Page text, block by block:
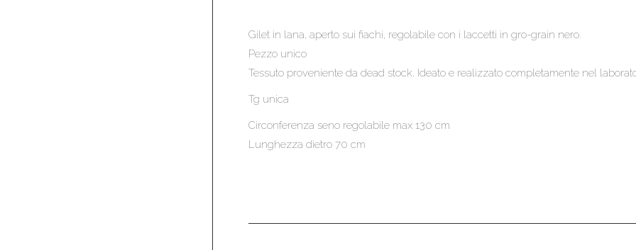
Gilet in lana, aperto sui fiachi, regolabile con i laccetti in gro-grain nero.
Pezzo unico
Tessuto proveniente da dead stock. Ideato e realizzato completamente nel
Tg unica
Circonferenza seno regolabile max 130 cm
Lunghezza dietro 70 cm